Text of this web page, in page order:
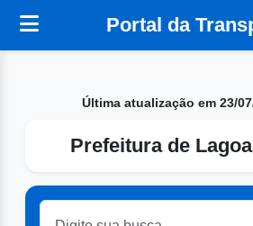
Portal da
Última atualização em 23/
Prefeitura de